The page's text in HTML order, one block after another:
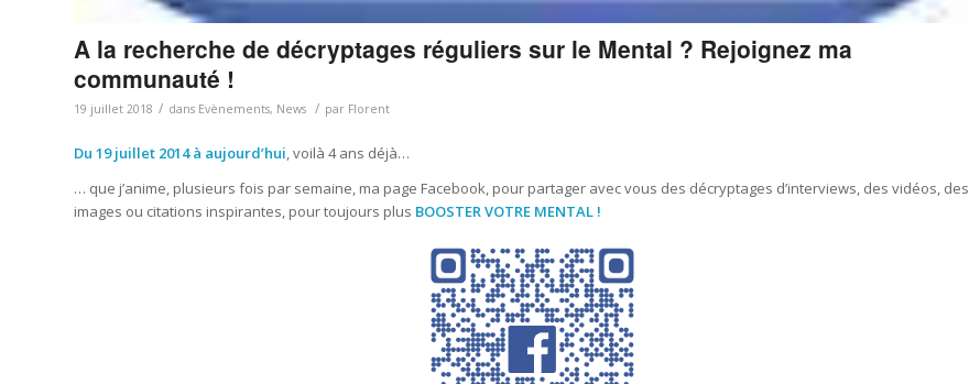
A la recherche de décryptages réguliers sur le Mental ? Rejoignez ma
communauté !
19 juillet 2018 / dans Evènements, News / par Florent
Du 19 juillet 2014 à aujourd’hui, voilà 4 ans déjà…
… que j’anime, plusieurs fois par semaine, ma page Facebook, pour partager avec vous des décryptages d’interviews, des vidéos, des
images ou citations inspirantes, pour toujours plus BOOSTER VOTRE MENTAL !